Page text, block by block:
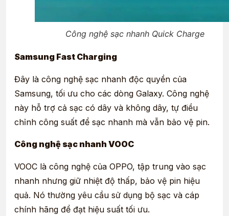
Công nghệ sạc nhanh Quick Charge
Samsung Fast Charging
Đây là công nghệ sạc nhanh độc quyền của
Samsung, tối ưu cho các dòng Galaxy. Công nghệ
này hỗ trợ cả sạc có dây và không dây, tự điều
chỉnh công suất để sạc nhanh mà vẫn bảo vệ pin.
Công nghệ sạc nhanh VOOC
VOOC là công nghệ của OPPO, tập trung vào sạc
nhanh nhưng giữ nhiệt độ thấp, bảo vệ pin hiệu
quả. Nó thường yêu cầu sử dụng bộ sạc và cáp
chính hãng để đạt hiệu suất tối ưu.